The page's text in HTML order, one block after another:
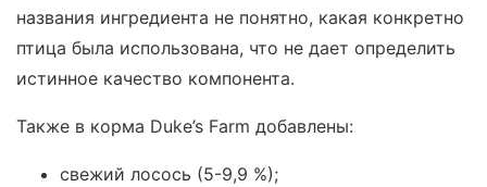
названия ингредиента не понятно, какая конкретно
птица была использована, что не дает определить
истинное качество компонента.
Также в корма Duke’s Farm добавлены:
свежий лосось (5-9,9 %);